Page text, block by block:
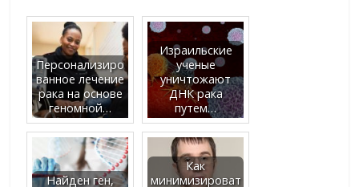
Персонализиро
ванное лечение
рака на основе
геномной…
Израильские
ученые
уничтожают
ДНК рака
путем…
Найден ген,
Как
минимизироват